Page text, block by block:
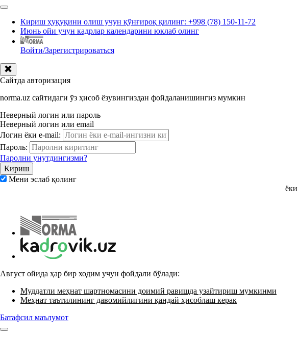
Кириш ҳуқуқини олиш учун қўнғироқ қилинг: +998 (78) 150-11-72
Июнь ойи учун кадрлар календарини юклаб олинг
Войти/Зарегистрироваться
Сайтда авторизация
norma.uz сайтидаги ўз ҳисоб ёзувингиздан фойдаланишингиз мумкин
Неверный логин или пароль
Неверный логин или email
Логин ёки e-mail:
Пароль:
Паролни унутдингизми?
Мени эслаб қолинг
Август ойида ҳар бир ходим учун фойдали бўлади:
Муддатли меҳнат шартномасини доимий равишда узайтириш мумкинми
Меҳнат таътилининг давомийлигини қандай ҳисоблаш керак
Батафсил маълумот